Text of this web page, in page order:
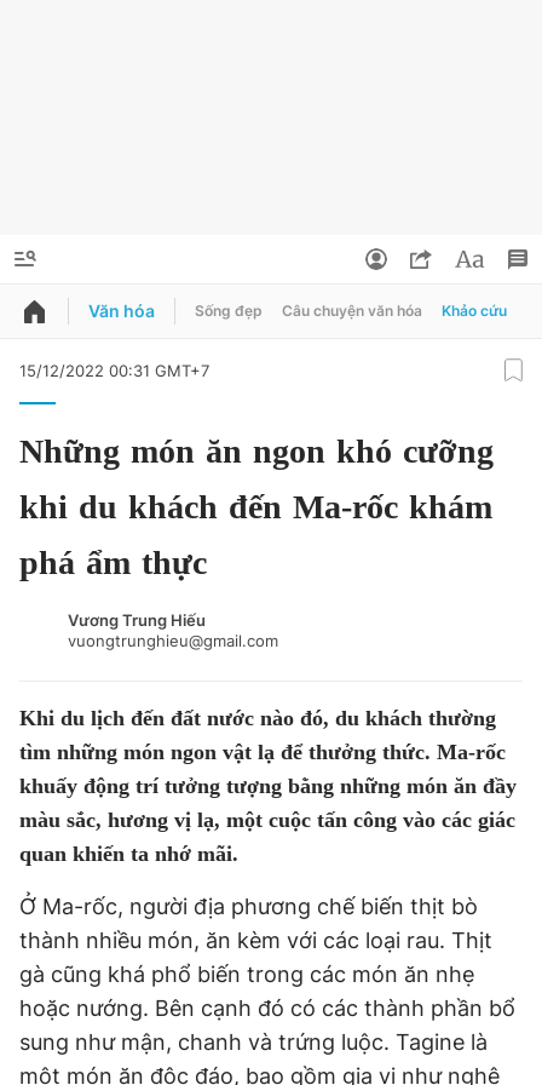
QUẢNG CÁO
Chuyên mục
Video Magazine
Sản phẩm khác
Thông tin tòa soạn Liên hệ quảng cáo
Đổi mật khẩu
Tin đã lưu
Tin đã xem
Đăng xuất
Văn hóa Sống đẹp Câu chuyện văn hóa Khảo cứu
15/12/2022 00:31 GMT+7
Những món ăn ngon khó cưỡng
khi du khách đến Ma-rốc khám
phá ẩm thực
Vương Trung Hiếu
vuongtrunghieu@gmail.com
Khi du lịch đến đất nước nào đó, du khách thường
tìm những món ngon vật lạ để thưởng thức. Ma-rốc
khuấy động trí tưởng tượng bằng những món ăn đầy
màu sắc, hương vị lạ, một cuộc tấn công vào các giác
quan khiến ta nhớ mãi.
Ở Ma-rốc, người địa phương chế biến thịt bò
thành nhiều món, ăn kèm với các loại rau. Thịt
gà cũng khá phổ biến trong các món ăn nhẹ
hoặc nướng. Bên cạnh đó có các thành phần bổ
sung như mận, chanh và trứng luộc. Tagine là
một món ăn độc đáo, bao gồm gia vị như nghệ